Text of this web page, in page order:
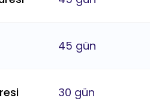
45 gün
30 gün